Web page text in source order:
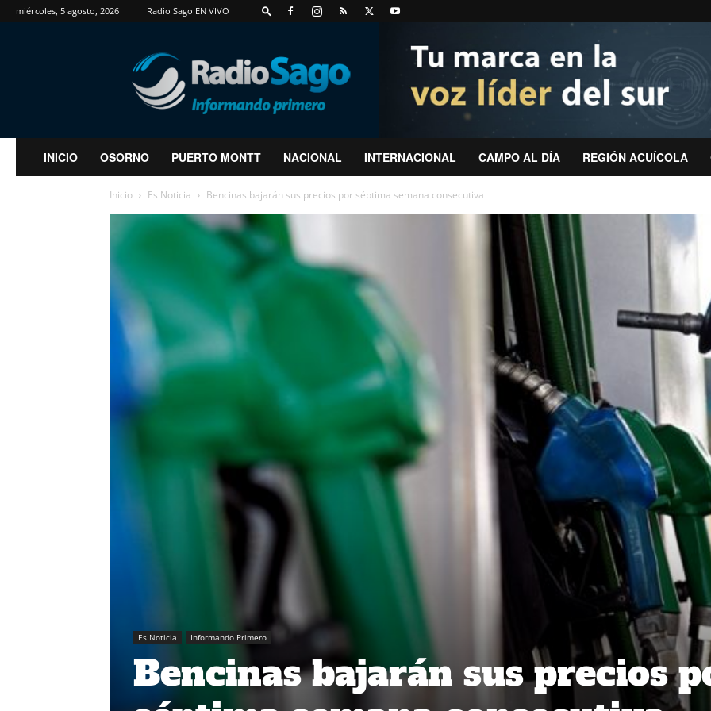
miércoles, 5 agosto, 2026 Radio Sago EN VIVO
RadioSago
INICIO OSORNO PUERTO MONTT NACIONAL INTERNACIONAL CAMPO AL DÍA REGIÓN ACUÍCOLA
Inicio Es Noticia Bencinas bajarán sus precios por séptima semana consecutiva
Es Noticia Informando Primero
Bencinas bajarán sus precios